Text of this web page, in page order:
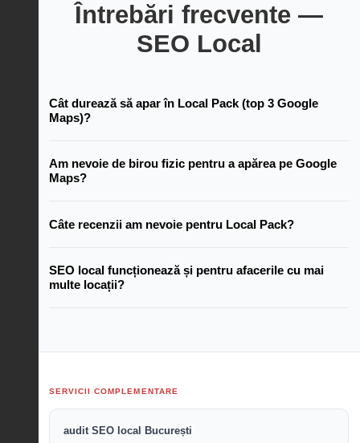
Întrebări frecvente —
SEO Local
Cât durează să apar în Local Pack (top 3 Google
Maps)?
Am nevoie de birou fizic pentru a apărea pe Google
Maps?
Câte recenzii am nevoie pentru Local Pack?
SEO local funcționează și pentru afacerile cu mai
multe locații?
SERVICII COMPLEMENTARE
audit SEO local București